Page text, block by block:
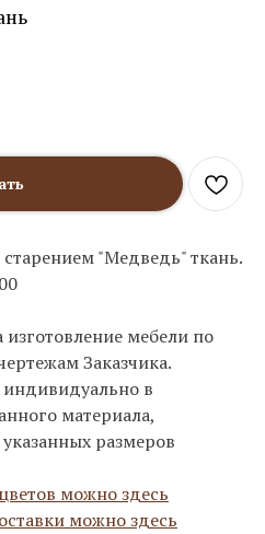
"Медведь" ткань.
мебели по
Заказчика.
индивидуально в
материала,
размеров
можно здесь
можно здесь